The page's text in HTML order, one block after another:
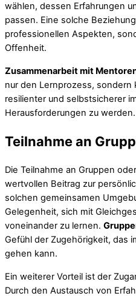
wählen, dessen Erfahrungen
passen. Eine solche
professionellen Aspekten,
Offenheit.
Zusammenarbeit mit
nur den Lernprozess, sondern
resilienter und selbstsicherer
Herausforderungen zu werden.
Teilnahme an
Die Teilnahme an Gruppen
wertvollen Beitrag zur
solchen gemeinsamen
Gelegenheit, sich mit
voneinander zu lernen.
Gefühl der Zugehörigkeit, das
gehen kann.
Ein weiterer Vorteil ist der
Durch den Austausch von